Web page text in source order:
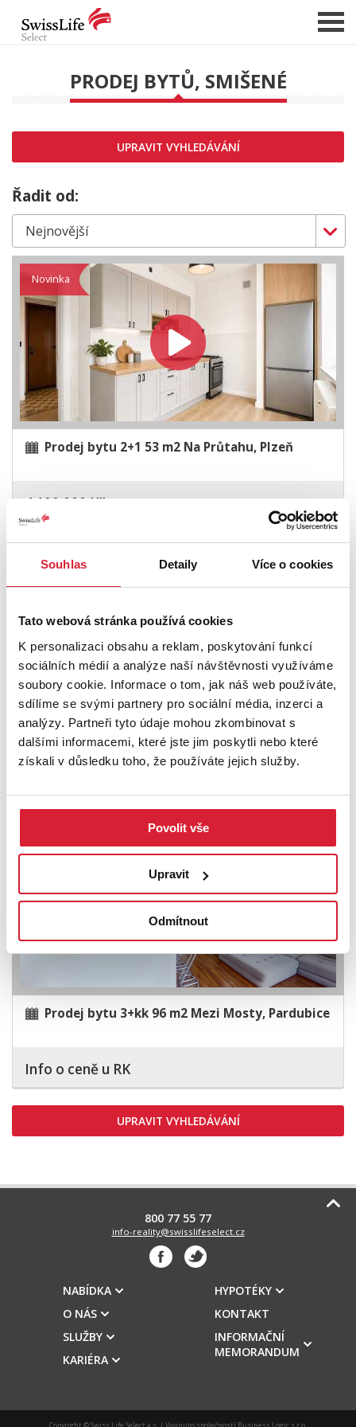
Souhlas Detaily Více o cookies
Tato webová stránka používá cookies
K personalizaci obsahu a reklam, poskytování funkcí
sociálních médií a analýze naší návštěvnosti využíváme
soubory cookie. Informace o tom, jak náš web používáte,
sdílíme se svými partnery pro sociální média, inzerci a
analýzy. Partneři tyto údaje mohou zkombinovat s
dalšími informacemi, které jste jim poskytli nebo které
získali v důsledku toho, že používáte jejich služby.
Povolit vše
Upravit
Odmítnout
NABÍDKA NEMOVITOSTÍ
CHCI PRODAT / PRONAJMOUT
HLÍDAT NOVÉ NABÍDKY
CHCI OCENIT NEMOVITOST
O NÁS
REFERENCE
SLUŽBY
KARIÉRA
FINANCOVÁNÍ / HYPOTÉKA
KONTAKT
PRODEJ BYTŮ, SMIŠENÉ
UPRAVIT VYHLEDÁVÁNÍ
Řadit od:
Novinka
Prodej bytu 2+1 53 m2 Na Průtahu, Plzeň
4 190 000 Kč
Prodej bytu 3+kk 83 m2 Petržílkova, Praha
Prodej bytu 3+kk 96 m2 Mezi Mosty, Pardubice
Info o ceně u RK
UPRAVIT VYHLEDÁVÁNÍ
800 77 55 77
info-reality@swisslifeselect.cz
NABÍDKA
O NÁS
SLUŽBY
KARIÉRA
HYPOTÉKY
KONTAKT
INFORMAČNÍ
MEMORANDUM